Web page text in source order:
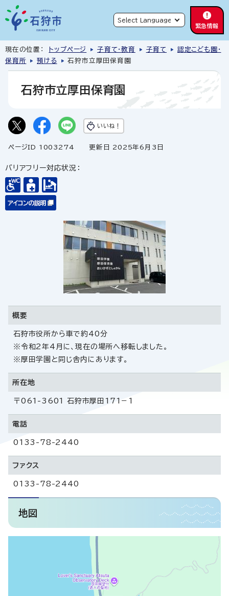
緊急情報
現在の位置： トップページ 子育て・教育 子育て
認定こども園・
保育所
預ける 石狩市立厚田保育園
石狩市立厚田保育園
いいね！
ページID 1003274 更新日 2025年6月3日
バリアフリー対応状況：
概要
石狩市役所から車で約40分
※令和2年4月に、現在の場所へ移転しました。
※厚田学園と同じ舎内にあります。
所在地
〒061-3601 石狩市厚田171－1
電話
0133-78-2440
ファクス
0133-78-2440
地図